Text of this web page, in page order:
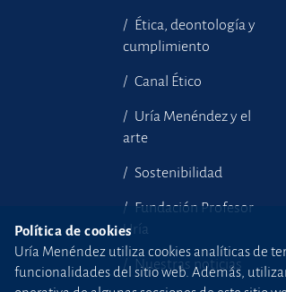
Ética, deontología y
cumplimiento
Canal Ético
Uría Menéndez y el
arte
Sostenibilidad
Fundación Profesor
Uría
Nuestras noticias
Política de cookies
Uría Menéndez utiliza cookies analíticas de
funcionalidades del sitio web. Además,